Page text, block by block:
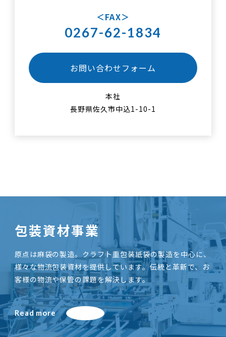
FAX
0267-62-1834
お問い合わせフォーム
本社
長野県佐久市中込1-10-1
包装資材事業
原点は麻袋の製造。クラフト重包装紙袋の製造を中心に、
様々な物流包装資材を提供しています。伝統と革新で、お
客様の物流や保管の課題を解決します。
Read more